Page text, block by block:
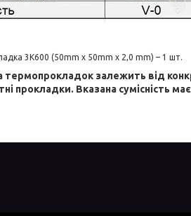
3K600 (50mm х 50mm х 2,0 mm) – 1 шт.
термопрокладок залежить від
прокладки. Вказана сумісність